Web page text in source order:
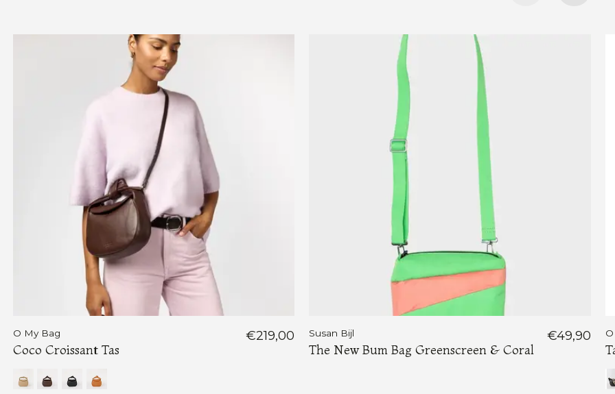
O My Bag
Coco Croissant Tas
€219,00 Susan Bijl
The New Bum Bag Greenscreen & Coral
€49,90